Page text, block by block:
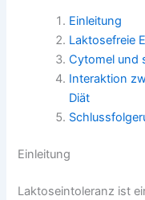
Einleitung
Laktosefreie
Cytomel und
Interaktion
Diät
Einleitung
Laktoseintoleranz ist